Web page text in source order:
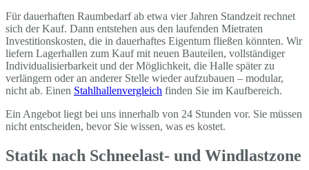
Für dauerhaften Raumbedarf ab etwa vier Jahren Standzeit rechnet
sich der Kauf. Dann entstehen aus den laufenden Mietraten
Investitionskosten, die in dauerhaftes Eigentum fließen könnten. Wir
liefern Lagerhallen zum Kauf mit neuen Bauteilen, vollständiger
Individualisierbarkeit und der Möglichkeit, die Halle später zu
verlängern oder an anderer Stelle wieder aufzubauen – modular,
nicht ab. Einen Stahlhallenvergleich finden Sie im Kaufbereich.
Ein Angebot liegt bei uns innerhalb von 24 Stunden vor. Sie müssen
nicht entscheiden, bevor Sie wissen, was es kostet.
Statik nach Schneelast- und Windlastzone